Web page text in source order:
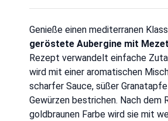
Genieße einen mediterranen
geröstete Aubergine mit
Rezept verwandelt einfache
wird mit einer aromatischen
scharfer Sauce, süßer
Gewürzen bestrichen. Nach
goldbraunen Farbe wird sie mit